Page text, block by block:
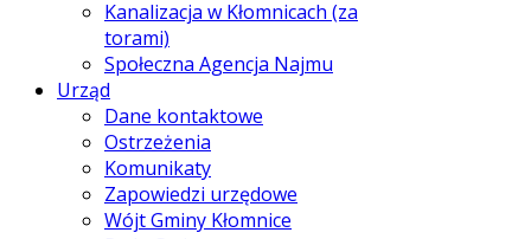
Kanalizacja w Kłomnicach (za
torami)
Społeczna Agencja Najmu
Urząd
Dane kontaktowe
Ostrzeżenia
Komunikaty
Zapowiedzi urzędowe
Wójt Gminy Kłomnice